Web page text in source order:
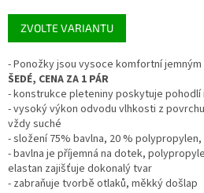
Měrná
cena:
ZVOLTE VARIANTU
- Ponožky jsou vysoce komfortní
ŠEDÉ, CENA ZA 1 PÁR
- konstrukce pleteniny poskytuje pohodlí
- vysoký výkon odvodu vlhkosti z
vždy suché
- složení 75% bavlna, 20 %
- bavlna je příjemná na dotek,
elastan zajišťuje dokonalý tvar
- zabraňuje tvorbě otlaků, měkký došlap